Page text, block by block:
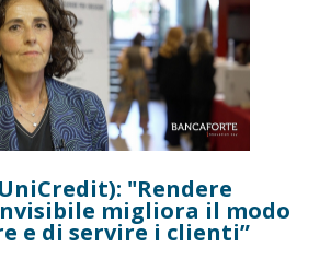
"Rendere
migliora il modo
e di servire i clienti”